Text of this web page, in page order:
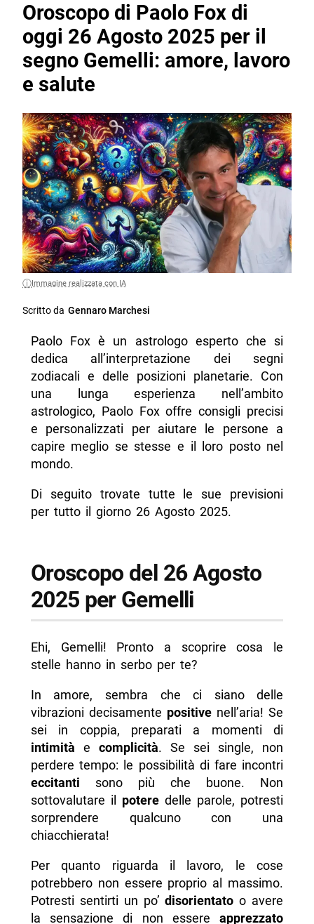
Oroscopo di Paolo Fox di
oggi 26 Agosto 2025 per il
segno Gemelli: amore, lavoro
e salute
Immagine realizzata con IA
Scritto da Gennaro Marchesi
Paolo Fox è un astrologo esperto che si
dedica all’interpretazione dei segni
zodiacali e delle posizioni planetarie. Con
una lunga esperienza nell’ambito
astrologico, Paolo Fox offre consigli precisi
e personalizzati per aiutare le persone a
capire meglio se stesse e il loro posto nel
mondo.
Di seguito trovate tutte le sue previsioni
per tutto il giorno 26 Agosto 2025.
Oroscopo del 26 Agosto
2025 per Gemelli
Ehi, Gemelli! Pronto a scoprire cosa le
stelle hanno in serbo per te?
In amore, sembra che ci siano delle
vibrazioni decisamente positive nell’aria! Se
sei in coppia, preparati a momenti di
intimità e complicità. Se sei single, non
perdere tempo: le possibilità di fare incontri
eccitanti sono più che buone. Non
sottovalutare il poteredelle parole, potresti
sorprendere qualcuno con una
chiacchierata!
Per quanto riguarda il lavoro, le cose
potrebbero non essere proprio al massimo.
Potresti sentirti un po’disorientato o avere
la sensazione di non essereapprezzato